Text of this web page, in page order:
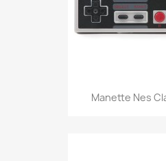
Manette Nes